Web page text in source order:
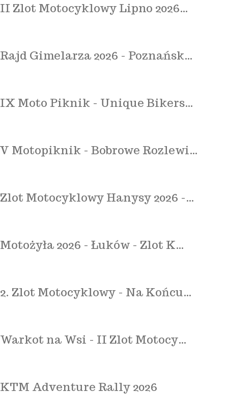
II Zlot Motocyklowy Lipno 2026…
Rajd Gimelarza 2026 - Poznańsk…
IX Moto Piknik - Unique Bikers…
V Motopiknik - Bobrowe Rozlewi…
Zlot Motocyklowy Hanysy 2026 -…
Motożyła 2026 - Łuków - Zlot K…
2. Zlot Motocyklowy - Na Końcu…
Warkot na Wsi - II Zlot Motocy…
KTM Adventure Rally 2026